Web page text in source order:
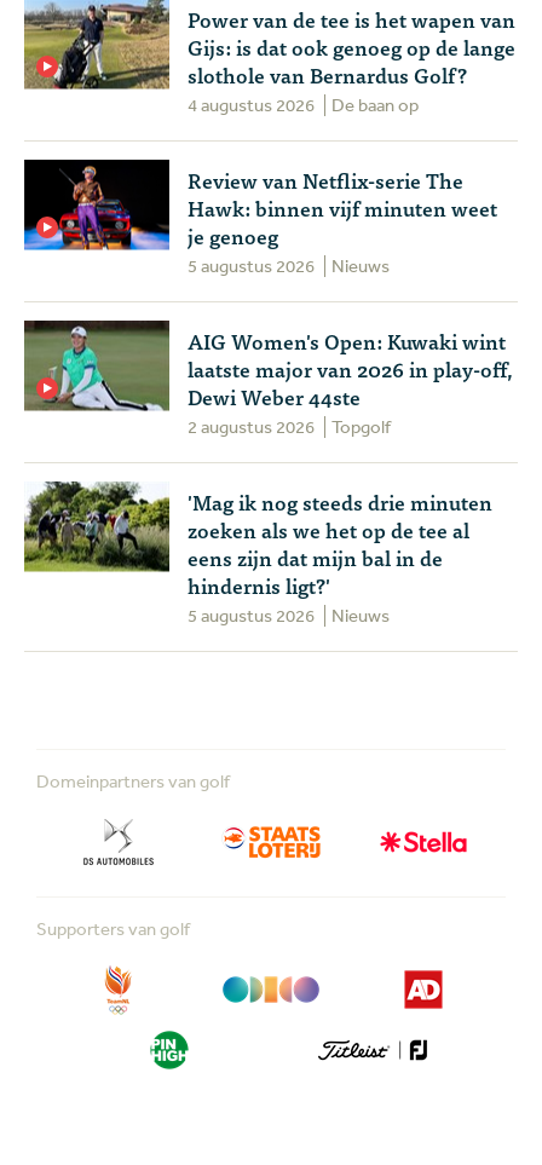
Power van de tee is het wapen van
Gijs: is dat ook genoeg op de lange
slothole van Bernardus Golf?
4 augustus 2026 De baan op
Review van Netflix-serie The
Hawk: binnen vijf minuten weet
je genoeg
5 augustus 2026 Nieuws
AIG Women's Open: Kuwaki wint
laatste major van 2026 in play-off,
Dewi Weber 44ste
2 augustus 2026 Topgolf
'Mag ik nog steeds drie minuten
zoeken als we het op de tee al
eens zijn dat mijn bal in de
hindernis ligt?'
5 augustus 2026 Nieuws
Domeinpartners van golf
Supporters van golf